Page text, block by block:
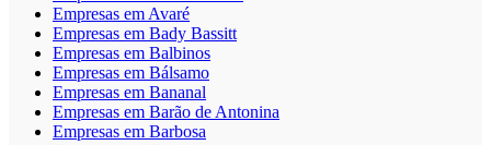
Empresas em Avaré
Empresas em Bady Bassitt
Empresas em Balbinos
Empresas em Bálsamo
Empresas em Bananal
Empresas em Barão de Antonina
Empresas em Barbosa